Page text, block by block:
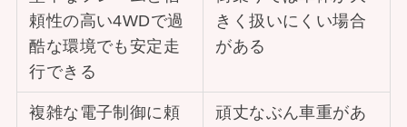
頼性の高い4WDで過
酷な環境でも安定走
行できる
きく扱いにくい場合
がある
複雑な電子制御に頼
頑丈なぶん車重があ